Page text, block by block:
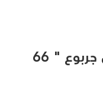
يافا: السيد سمير إسماعيل جربوع " 66